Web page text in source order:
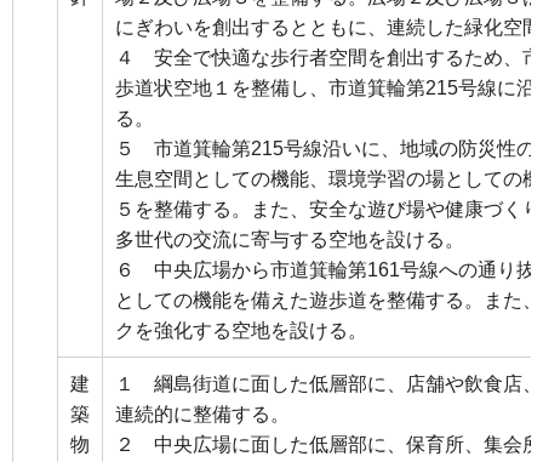
にぎわいを創出するとともに、連続した緑化空
４ 安全で快適な歩行者空間を創出するため、
歩道状空地１を整備し、市道箕輪第215号線に
る。
５ 市道箕輪第215号線沿いに、地域の防災性の
生息空間としての機能、環境学習の場としての
５を整備する。また、安全な遊び場や健康づく
多世代の交流に寄与する空地を設ける。
６ 中央広場から市道箕輪第161号線への通り抜
としての機能を備えた遊歩道を整備する。また
クを強化する空地を設ける。
建
築
物
１ 綱島街道に面した低層部に、店舗や飲食店
連続的に整備する。
２ 中央広場に面した低層部に、保育所、集会